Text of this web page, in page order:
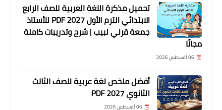
تحميل مذكرة اللغة العربية للصف الرابع
الابتدائي الترم الأول 2027 PDF للأستاذ
جمعة قرني لبيب | شرح وتدريبات كاملة
مجانًا
06 أغسطس 2026
أفضل ملخص لغة عربية للصف الثالث
الثانوي 2027 PDF
06 أغسطس 2026